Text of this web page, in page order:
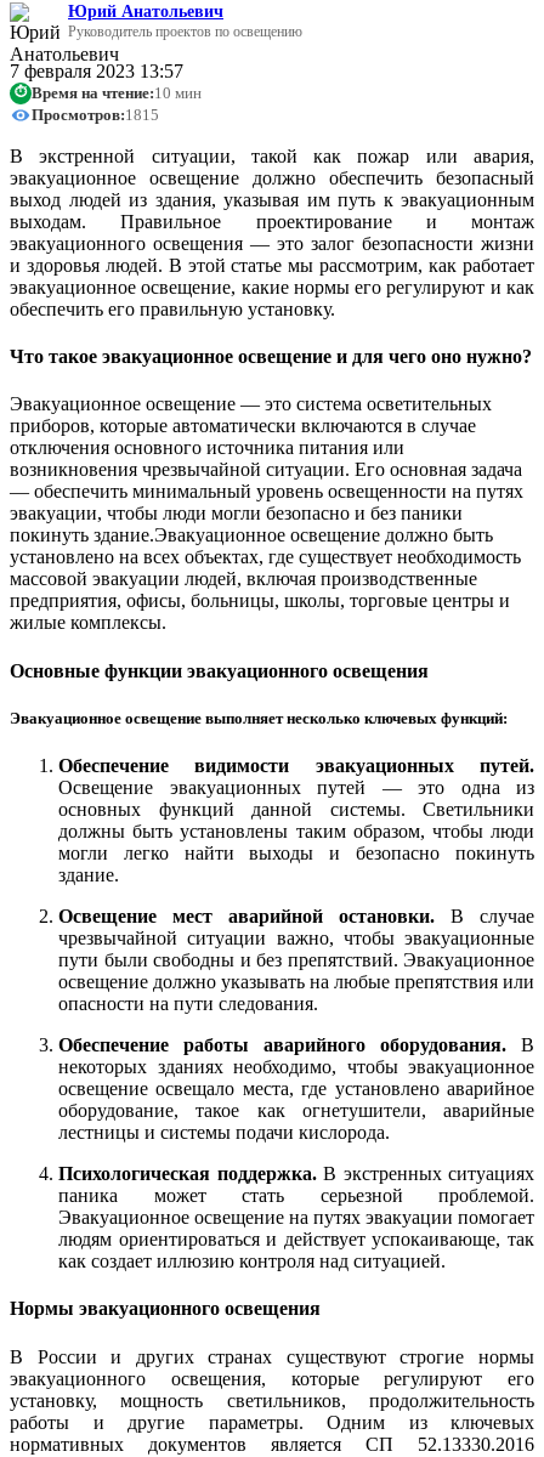
Юрий Анатольевич
Руководитель проектов по освещению
7 февраля 2023 13:57
⏱ Время на чтение:10 мин
Просмотров:1815
В экстренной ситуации, такой как пожар или авария,
эвакуационное освещение должно обеспечить безопасный
выход людей из здания, указывая им путь к эвакуационным
выходам. Правильное проектирование и монтаж
эвакуационного освещения — это залог безопасности жизни
и здоровья людей. В этой статье мы рассмотрим, как работает
эвакуационное освещение, какие нормы его регулируют и как
обеспечить его правильную установку.
Что такое эвакуационное освещение и для чего оно нужно?
Эвакуационное освещение — это система осветительных
приборов, которые автоматически включаются в случае
отключения основного источника питания или
возникновения чрезвычайной ситуации. Его основная задача
— обеспечить минимальный уровень освещенности на путях
эвакуации, чтобы люди могли безопасно и без паники
покинуть здание.Эвакуационное освещение должно быть
установлено на всех объектах, где существует необходимость
массовой эвакуации людей, включая производственные
предприятия, офисы, больницы, школы, торговые центры и
жилые комплексы.
Основные функции эвакуационного освещения
Эвакуационное освещение выполняет несколько ключевых функций:
Обеспечение видимости эвакуационных путей.
Освещение эвакуационных путей — это одна из
основных функций данной системы. Светильники
должны быть установлены таким образом, чтобы люди
могли легко найти выходы и безопасно покинуть
здание.
Освещение мест аварийной остановки. В случае
чрезвычайной ситуации важно, чтобы эвакуационные
пути были свободны и без препятствий. Эвакуационное
освещение должно указывать на любые препятствия или
опасности на пути следования.
Обеспечение работы аварийного оборудования. В
некоторых зданиях необходимо, чтобы эвакуационное
освещение освещало места, где установлено аварийное
оборудование, такое как огнетушители, аварийные
лестницы и системы подачи кислорода.
Психологическая поддержка.В экстренных ситуациях
паника может стать серьезной проблемой.
Эвакуационное освещение на путях эвакуации помогает
людям ориентироваться и действует успокаивающе, так
как создает иллюзию контроля над ситуацией.
Нормы эвакуационного освещения
В России и других странах существуют строгие нормы
эвакуационного освещения, которые регулируют его
установку, мощность светильников, продолжительность
работы и другие параметры. Одним из ключевых
нормативных документов является СП 52.13330.2016